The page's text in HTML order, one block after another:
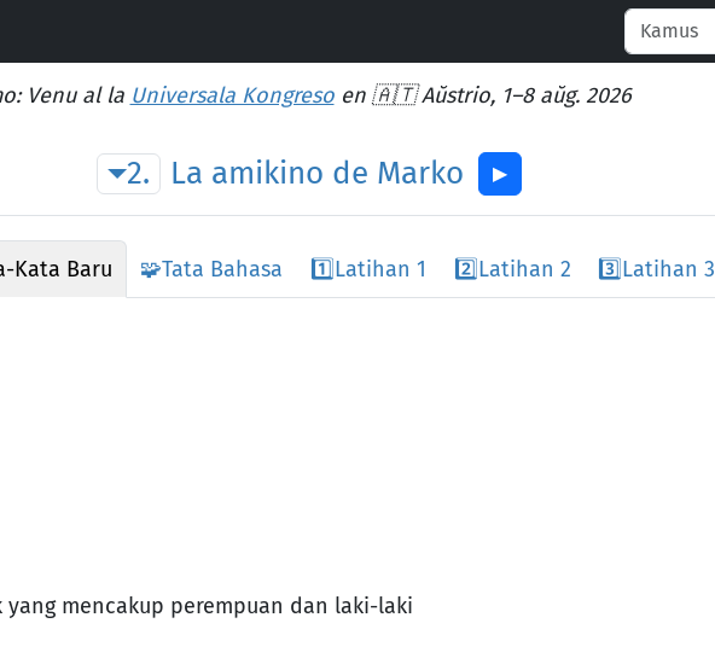
Venu al la Universala Kongresoen 🇦🇹 Aŭstrio, 1–8 aŭg. 2026
2. La amikino de Marko ▶︎
Kata Baru 🧩Tata Bahasa 1️⃣Latihan 1 2️⃣Latihan 2 3️⃣Latihan 3
mencakup perempuan dan laki-laki